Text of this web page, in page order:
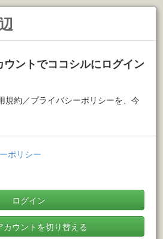
ントでココシルにログイン
規約／プライバシーポリシーを、今
ポリシー
ログイン
カウントを切り替える